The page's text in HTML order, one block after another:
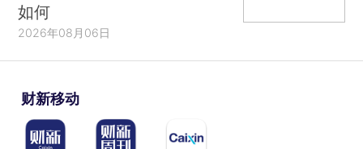
如何
2026年08月06日
财新移动